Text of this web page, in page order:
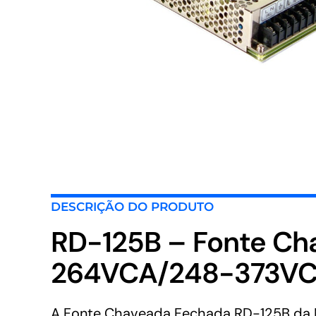
DESCRIÇÃO DO PRODUTO
RD-125B – Fonte
264VCA/248-